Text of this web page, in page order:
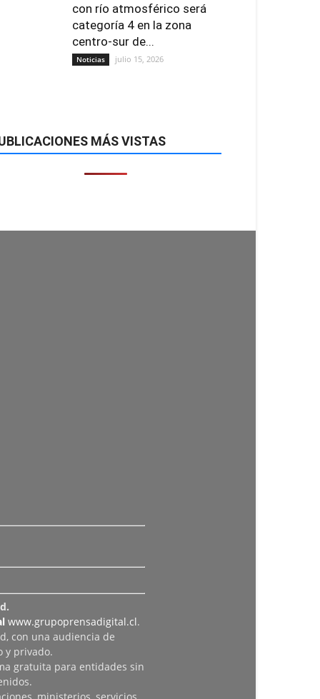
con río atmosférico será
categoría 4 en la zona
centro-sur de...
Noticias julio 15, 2026
MÁS VISTAS
www.grupoprensadigital.cl.
con una audiencia de
y privado.
gratuita para entidades sin